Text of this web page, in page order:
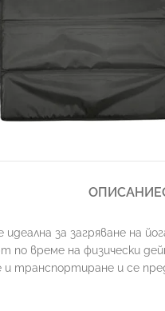
ОПИСАНИЕ
за загряване на
по време на физически
и транспортиране и се